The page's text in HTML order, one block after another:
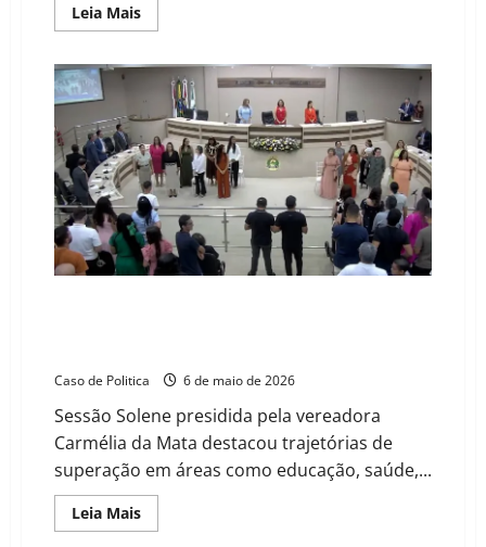
Leia MaisRead
more
do
PROCON
de
Barreiras
em
prédio
de
aliada
política
de
Otoniel
“divide”
contrato
com
Caso de Politica 6 de maio de 2026
Sessão Solene presidida pela vereadora
Carmélia da Mata destacou trajetórias de
superação em áreas como educação, saúde,...
Leia MaisRead
more